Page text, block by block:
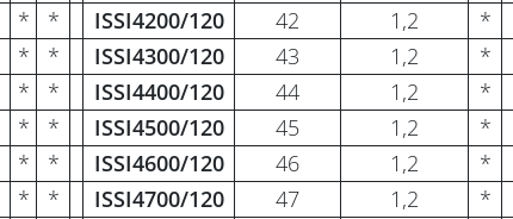
* * ISSI4200/120 42 1,2 *
* * ISSI4300/120 43 1,2 *
* * ISSI4400/120 44 1,2 *
* * ISSI4500/120 45 1,2 *
* * ISSI4600/120 46 1,2 *
* * ISSI4700/120 47 1,2 *